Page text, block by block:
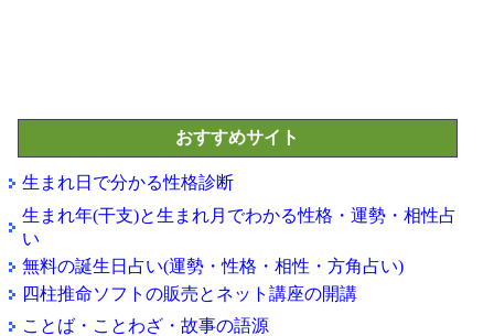
おすすめサイト
生まれ日で分かる性格診断
生まれ年(干支)と生まれ月でわかる性格・運勢・相性占
い
無料の誕生日占い(運勢・性格・相性・方角占い)
四柱推命ソフトの販売とネット講座の開講
ことば・ことわざ・故事の語源